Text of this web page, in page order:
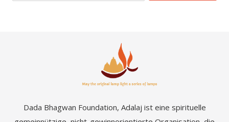
Dada Bhagwan Foundation, Adalaj ist eine spirituelle